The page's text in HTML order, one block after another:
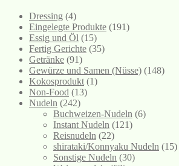
Dressing (4)
Eingelegte Produkte (191)
Essig und Öl (15)
Fertig Gerichte (35)
Getränke (91)
Gewürze und Samen (Nüsse) (148)
Kokosprodukt (1)
Non-Food (13)
Nudeln (242)
Buchweizen-Nudeln (6)
Instant Nudeln (121)
Reisnudeln (22)
shirataki/Konnyaku Nudeln (15)
Sonstige Nudeln (30)